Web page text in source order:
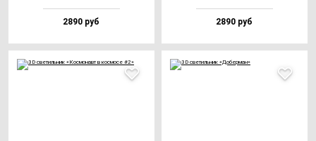
2890 руб 2890 руб